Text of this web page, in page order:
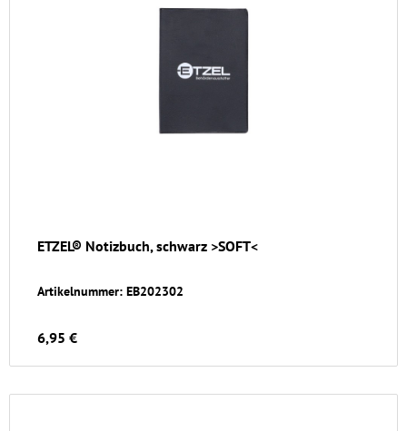
ETZEL® Notizbuch, schwarz >SOFT<
Artikelnummer: EB202302
6,95 €